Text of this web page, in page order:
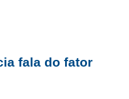
fala do fator